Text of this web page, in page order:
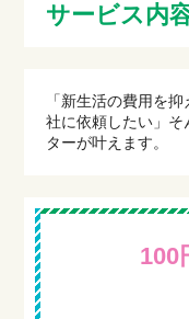
サービス内
「新生活の費用を
社に依頼したい」
ターが叶えます。
100